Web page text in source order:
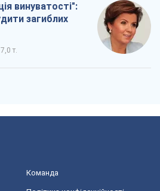
винуватості":
загиблих
7,0 т.
Команда